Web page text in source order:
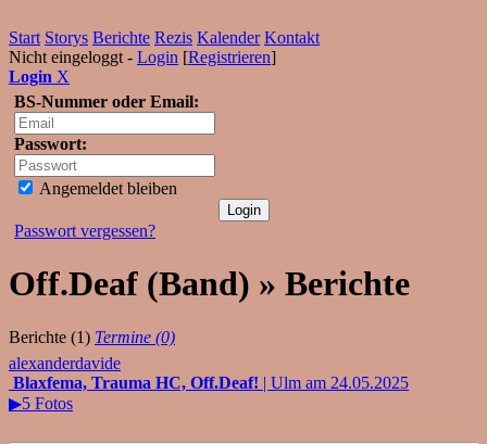
Start Storys Berichte Rezis Kalender Kontakt
Nicht eingeloggt - Login [Registrieren]
Login X
BS-Nummer oder Email:
Passwort:
Angemeldet bleiben
Passwort vergessen?
Off.Deaf (Band) » Berichte
Berichte (1) Termine (0)
alexanderdavide
Blaxfema, Trauma HC, Off.Deaf! | Ulm am 24.05.2025
▶5 Fotos